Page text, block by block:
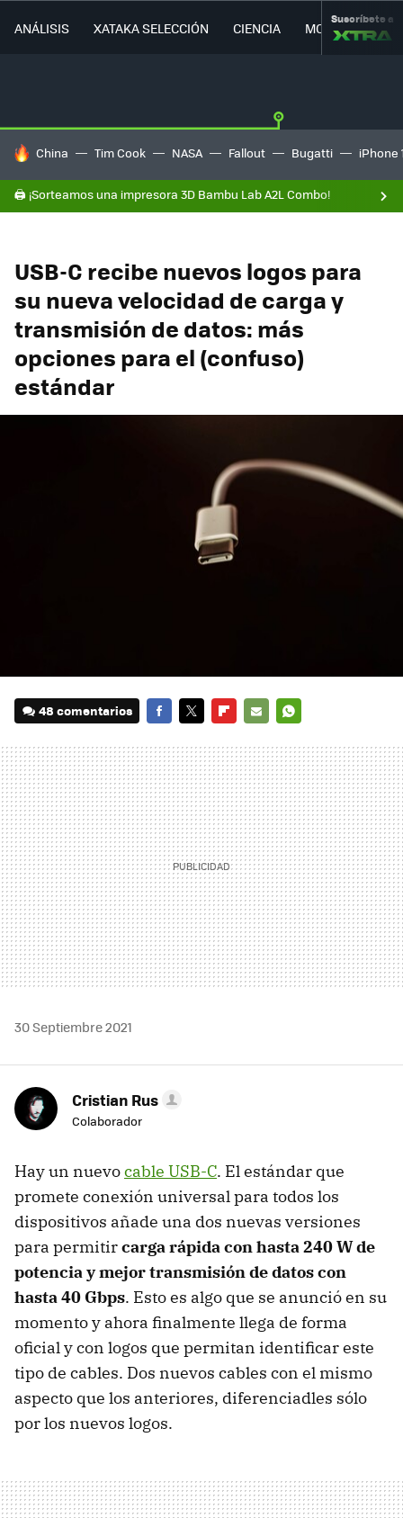
ANÁLISIS XATAKA SELECCIÓN CIENCIA MOVILIDAD
Suscríbete a
HOY SE HABLA DE
China Tim Cook NASA Fallout Bugatti iPhone
🖨️ ¡Sorteamos una impresora 3D Bambu Lab A2L Combo!
USB-C recibe nuevos logos para
su nueva velocidad de carga y
transmisión de datos: más
opciones para el (confuso)
estándar
48 comentarios
MAIL
30 Septiembre 2021
Cristian Rus
Colaborador
Hay un nuevocable USB-C. El estándar que
promete conexión universal para todos los
dispositivos añade una dos nuevas versiones
para permitircarga rápida con hasta 240 W de
potencia y mejor transmisión de datos con
hasta 40 Gbps. Esto es algo que se anunció en su
momento y ahora finalmente llega de forma
oficial y con logos que permitan identificar este
tipo de cables. Dos nuevos cables con el mismo
aspecto que los anteriores, diferenciadles sólo
por los nuevos logos.